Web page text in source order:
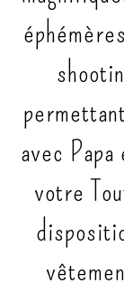
avec
votre